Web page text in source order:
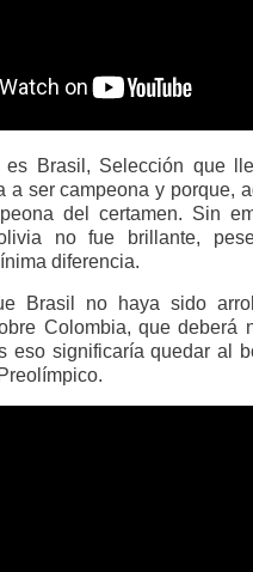
es Brasil, Selección que
a ser campeona y porque,
del certamen. Sin
no fue brillante,
diferencia.
Brasil no haya sido
Colombia, que deberá
eso significaría quedar al